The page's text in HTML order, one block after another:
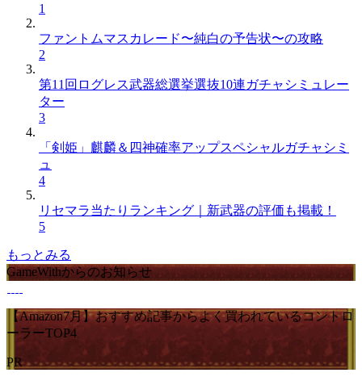
1
ファントムマスカレード〜純白の予告状〜の攻略
2
第11回ログレス武器総選挙選抜10連ガチャシミュレー
ター
3
「剣姫」麒麟＆四神確率アップスペシャルガチャシミ
ュ
4
リセマラ当たりランキング｜新武器の評価も掲載！
5
もっとみる
GameWithからのお知らせ
【Amazon7月】おすすめ記事からよく買われているコントロ
ーラーTOP4
PR